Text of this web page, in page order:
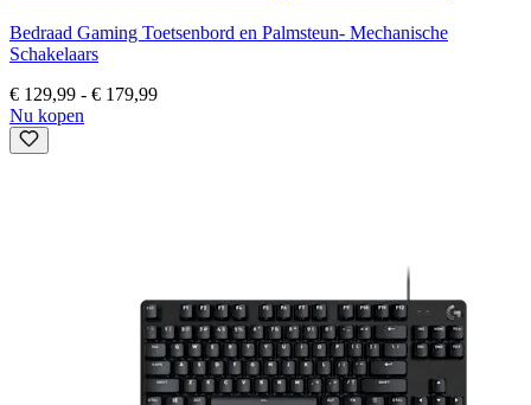
Bedraad Gaming Toetsenbord en Palmsteun- Mechanische
Schakelaars
€ 129,99 - € 179,99
Nu kopen